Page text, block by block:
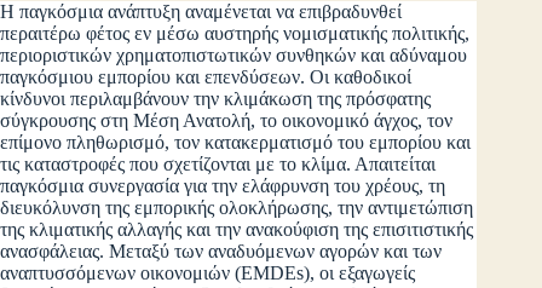
Η παγκόσμια ανάπτυξη αναμένεται να επιβραδυνθεί
περαιτέρω φέτος εν μέσω αυστηρής νομισματικής πολιτικής,
περιοριστικών χρηματοπιστωτικών συνθηκών και αδύναμου
παγκόσμιου εμπορίου και επενδύσεων. Οι καθοδικοί
κίνδυνοι περιλαμβάνουν την κλιμάκωση της πρόσφατης
σύγκρουσης στη Μέση Ανατολή, το οικονομικό άγχος, τον
επίμονο πληθωρισμό, τον κατακερματισμό του εμπορίου και
τις καταστροφές που σχετίζονται με το κλίμα. Απαιτείται
παγκόσμια συνεργασία για την ελάφρυνση του χρέους, τη
διευκόλυνση της εμπορικής ολοκλήρωσης, την αντιμετώπιση
της κλιματικής αλλαγής και την ανακούφιση της επισιτιστικής
ανασφάλειας. Μεταξύ των αναδυόμενων αγορών και των
αναπτυσσόμενων οικονομιών (EMDEs), οι εξαγωγείς